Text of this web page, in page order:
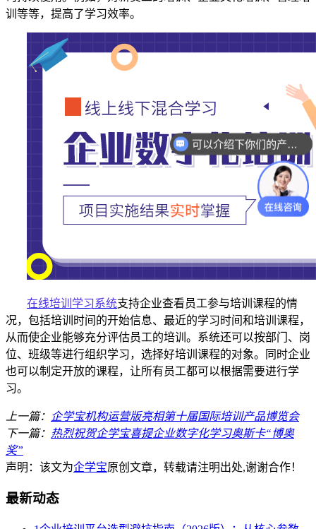
训等等，提高了学习效率。
在线培训 学习系统支持企业查看员工参与培训课程的情
况，包括培训时间 的开始信息、最近的学习时间和培训课程，
从而使企业能够充分评估员工的培训。系统还可以按部门、岗
位、班级等进行组织学习，选择好培训课程的对象。同时企业
也可以制定开放的课程，让所有员工都可以根据需要进行学
习。
上一篇： 企学宝机构运营版亮相第十届国际培训产品博览会
下一篇： 热烈祝贺企学宝喜提企业数字化学习奥斯卡“博奥
奖”
声明：该文为企学宝原创文章，转载请注明出处,谢谢合作！
最新动态
可以介绍下你们的产品么？